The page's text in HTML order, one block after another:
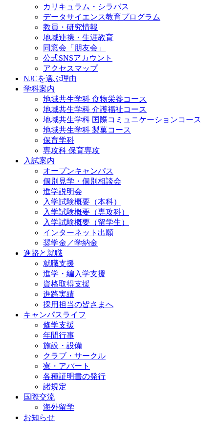
カリキュラム・シラバス
データサイエンス教育プログラム
教員・研究情報
地域連携・生涯教育
同窓会「朋友会」
公式SNSアカウント
アクセスマップ
NJCを選ぶ理由
学科案内
地域共⽣学科 ⾷物栄養コース
地域共生学科 介護福祉コース
地域共生学科 国際コミュニケーションコース
地域共⽣学科 製菓コース
保育学科
専攻科 保育専攻
入試案内
オープンキャンパス
個別⾒学・個別相談会
進学説明会
入学試験概要（本科）
入学試験概要（専攻科）
入学試験概要（留学生）
インターネット出願
奨学金／学納金
進路と就職
就職支援
進学・編入学支援
資格取得⽀援
進路実績
採用担当の皆さまへ
キャンパスライフ
修学支援
年間行事
施設・設備
クラブ・サークル
寮・アパート
各種証明書の発⾏
諸規定
国際交流
海外留学
お知らせ